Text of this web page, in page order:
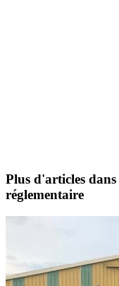
Plus d'articles
réglementaire